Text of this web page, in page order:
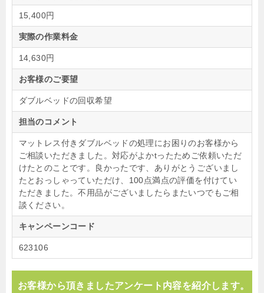
15,400円
実際の作業料金
14,630円
お客様のご要望
ダブルベッドの回収希望
担当のコメント
マットレス付きダブルベッドの処理にお困りのお客様から
ご相談いただきました。対応がよかtったためご依頼いただ
けたとのことです。良かったです、ありがとうございまし
たとおっしゃっていただけ、100点満点の評価を付けてい
ただきました。不用品がございましたらまたいつでもご相
談ください。
キャンペーンコード
623106
お客様から頂きましたアンケート内容を紹介します。